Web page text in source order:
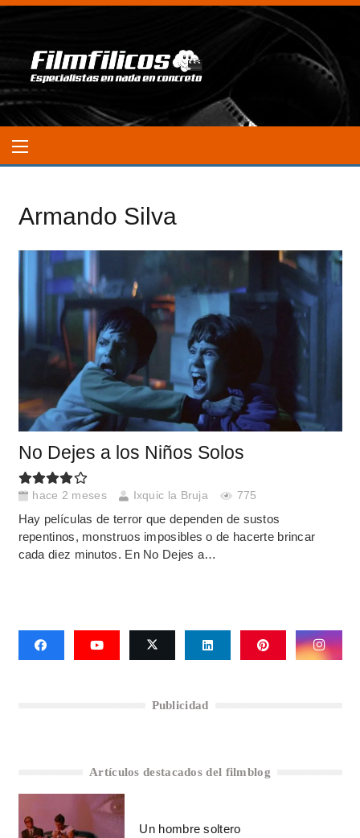
Armando Silva
No Dejes a los Niños Solos
hace 2 meses Ixquic la Bruja 775
Hay películas de terror que dependen de sustos
repentinos, monstruos imposibles o de hacerte brincar
cada diez minutos. En No Dejes a…
Publicidad
Artículos destacados del filmblog
Un hombre soltero